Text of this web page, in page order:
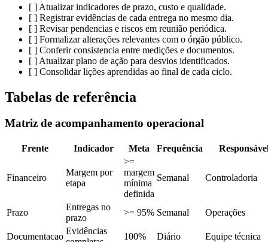
[ ] Atualizar indicadores de prazo, custo e qualidade.
[ ] Registrar evidências de cada entrega no mesmo dia.
[ ] Revisar pendencias e riscos em reunião periódica.
[ ] Formalizar alterações relevantes com o órgão público.
[ ] Conferir consistencia entre medições e documentos.
[ ] Atualizar plano de ação para desvios identificados.
[ ] Consolidar lições aprendidas ao final de cada ciclo.
Tabelas de referência
Matriz de acompanhamento operacional
Frente Indicador Meta Frequência
Financeiro
Margem por
etapa
>=
margem
mínima
definida
Semanal Controladoria
Prazo
Entregas no
prazo
>= 95% Semanal Operações
Documentacao
Evidências
100% Diário Equipe técnica